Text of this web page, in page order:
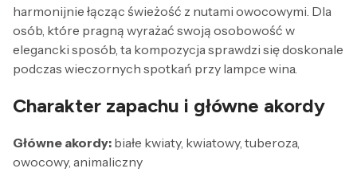
harmonijnie łącząc świeżość z nutami owocowymi. Dla
osób, które pragną wyrażać swoją osobowość w
elegancki sposób, ta kompozycja sprawdzi się doskonale
podczas wieczornych spotkań przy lampce wina.
Charakter zapachu i główne akordy
Główne akordy: białe kwiaty, kwiatowy, tuberoza,
owocowy, animaliczny